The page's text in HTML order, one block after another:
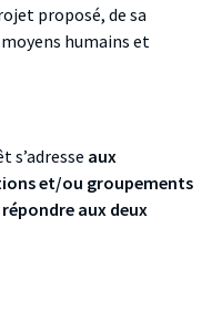
proposé, de sa
humains et
s’adresse aux
et/ou groupements
aux deux